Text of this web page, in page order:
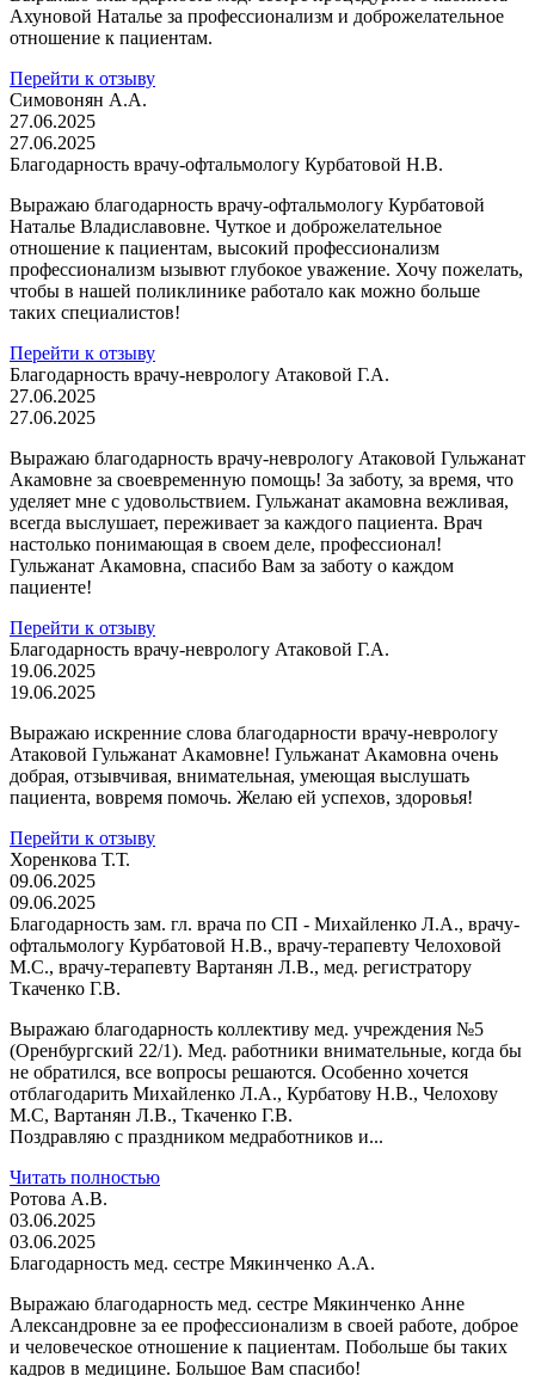
Ахуновой Наталье за профессионализм и доброжелательное
отношение к пациентам.
Перейти к отзыву
Симовонян А.А.
27.06.2025
27.06.2025
Благодарность врачу-офтальмологу Курбатовой Н.В.
Выражаю благодарность врачу-офтальмологу Курбатовой
Наталье Владиславовне. Чуткое и доброжелательное
отношение к пациентам, высокий профессионализм
профессионализм ызывют глубокое уважение. Хочу пожелать,
чтобы в нашей поликлинике работало как можно больше
таких специалистов!
Перейти к отзыву
Благодарность врачу-неврологу Атаковой Г.А.
27.06.2025
27.06.2025
Выражаю благодарность врачу-неврологу Атаковой Гульжанат
Акамовне за своевременную помощь! За заботу, за время, что
уделяет мне с удовольствием. Гульжанат акамовна вежливая,
всегда выслушает, переживает за каждого пациента. Врач
настолько понимающая в своем деле, профессионал!
Гульжанат Акамовна, спасибо Вам за заботу о каждом
пациенте!
Перейти к отзыву
Благодарность врачу-неврологу Атаковой Г.А.
19.06.2025
19.06.2025
Выражаю искренние слова благодарности врачу-неврологу
Атаковой Гульжанат Акамовне! Гульжанат Акамовна очень
добрая, отзывчивая, внимательная, умеющая выслушать
пациента, вовремя помочь. Желаю ей успехов, здоровья!
Перейти к отзыву
Хоренкова Т.Т.
09.06.2025
09.06.2025
Благодарность зам. гл. врача по СП - Михайленко Л.А., врачу-
офтальмологу Курбатовой Н.В., врачу-терапевту Челоховой
М.С., врачу-терапевту Вартанян Л.В., мед. регистратору
Ткаченко Г.В.
Выражаю благодарность коллективу мед. учреждения №5
(Оренбургский 22/1). Мед. работники внимательные, когда бы
не обратился, все вопросы решаются. Особенно хочется
отблагодарить Михайленко Л.А., Курбатову Н.В., Челохову
М.С, Вартанян Л.В., Ткаченко Г.В.
Поздравляю с праздником медработников и...
Читать полностью
Ротова А.В.
03.06.2025
03.06.2025
Благодарность мед. сестре Мякинченко А.А.
Выражаю благодарность мед. сестре Мякинченко Анне
Александровне за ее профессионализм в своей работе, доброе
и человеческое отношение к пациентам. Побольше бы таких
кадров в медицине. Большое Вам спасибо!